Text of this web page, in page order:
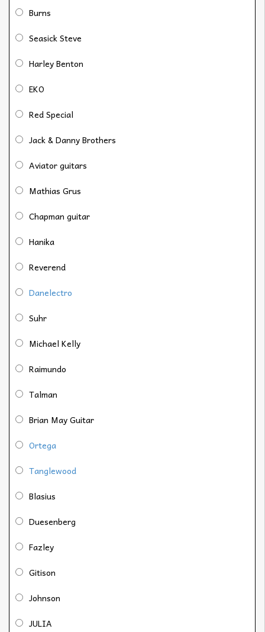
Burns
Seasick Steve
Harley Benton
EKO
Red Special
Jack & Danny Brothers
Aviator guitars
Mathias Grus
Chapman guitar
Hanika
Reverend
Danelectro
Suhr
Michael Kelly
Raimundo
Talman
Brian May Guitar
Ortega
Tanglewood
Blasius
Duesenberg
Fazley
Gitison
Johnson
JULIA